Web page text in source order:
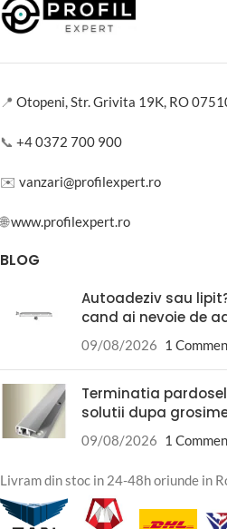
📍 Otopeni, Str. Grivita 19K, RO
📞 +4 0372 700 900
✉️ vanzari@profilexpert.ro
🌐www.profilexpert.ro
BLOG
Autoadeziv sau
cand ai nevoie de
09/08/2026 1
Terminatia
solutii dupa
09/08/2026 1
Livram din stoc in 24-48h oriunde in